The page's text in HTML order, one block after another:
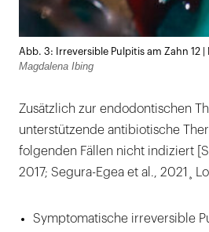
Abb. 3: Irreversible Pulpitis am Zahn 12
Magdalena Ibing
Zusätzlich zur endodontischen
unterstützende antibiotische
folgenden Fällen nicht indiziert
2017; Segura-Egea et al., 2021¸
Symptomatische irreversible